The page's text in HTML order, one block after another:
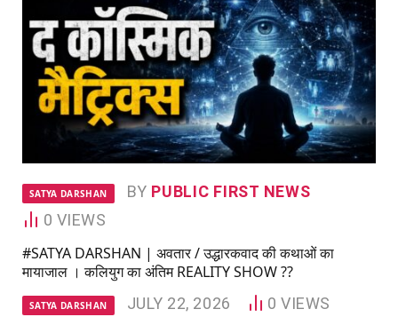
SATYA DARSHAN BY PUBLIC FIRST NEWS
0 VIEWS
#SATYA DARSHAN | अवतार / उद्धारकवाद की कथाओं का
मायाजाल । कलियुग का अंतिम REALITY SHOW ??
SATYA DARSHAN JULY 22, 2026 0VIEWS